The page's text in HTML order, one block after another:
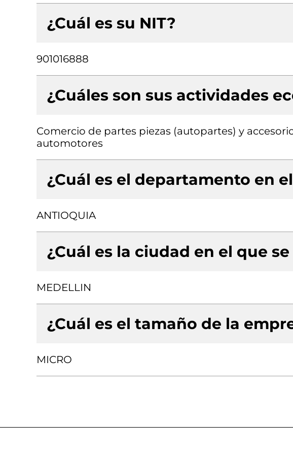
¿Cuál es su NIT?
901016888
¿Cuáles son sus actividades
Comercio de partes piezas (autopartes) y
automotores
¿Cuál es el departamento en
ANTIOQUIA
¿Cuál es la ciudad en el que
MEDELLIN
¿Cuál es el tamaño de la
MICRO